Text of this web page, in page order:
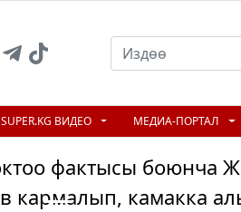
SUPER.KG ВИДЕО МЕДИА-ПОРТАЛ
фактысы боюнча
кармалып, камакка